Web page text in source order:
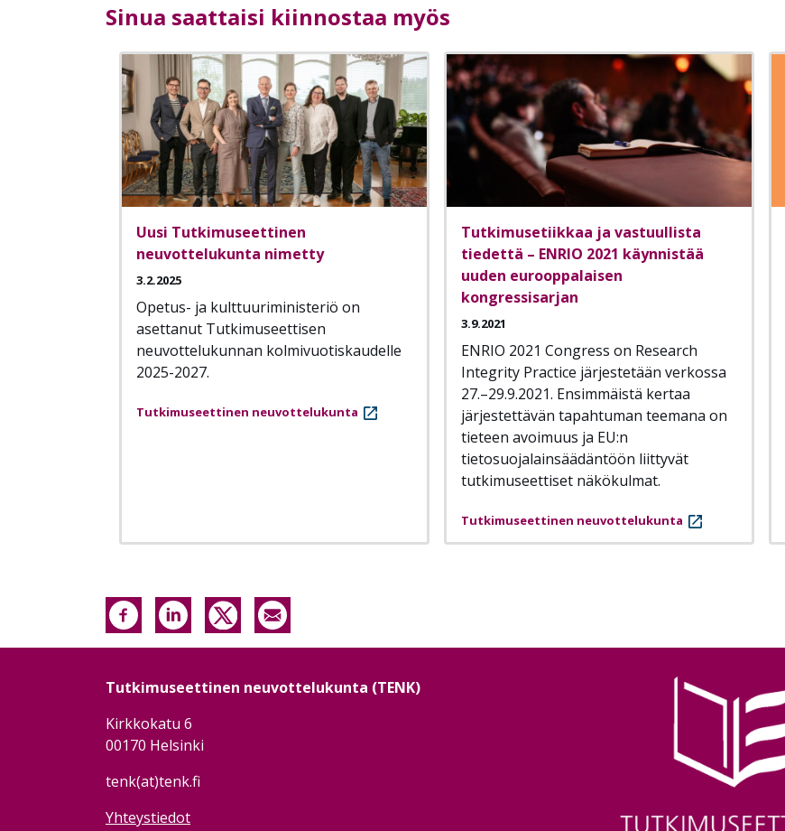
Sinua saattaisi kiinnostaa myös
Uusi Tutkimuseettinen
neuvottelukunta nimetty
3.2.2025
Opetus- ja kulttuuriministeriö on
asettanut Tutkimuseettisen
neuvottelukunnan kolmivuotiskaudelle
2025-2027.
Tutkimuseettinen neuvottelukunta
Tutkimusetiikkaa ja vastuullista
tiedettä – ENRIO 2021 käynnistää
uuden eurooppalaisen
kongressisarjan
3.9.2021
ENRIO 2021 Congress on Research
Integrity Practice järjestetään verkossa
27.–29.9.2021. Ensimmäistä kertaa
järjestettävän tapahtuman teemana on
tieteen avoimuus ja EU:n
tietosuojalainsäädäntöön liittyvät
tutkimuseettiset näkökulmat.
Tutkimuseettinen neuvottelukunta
Tutkimuseettinen neuvottelukunta (TENK)
Kirkkokatu 6
00170 Helsinki
tenk(at)tenk.fi
Yhteystiedot